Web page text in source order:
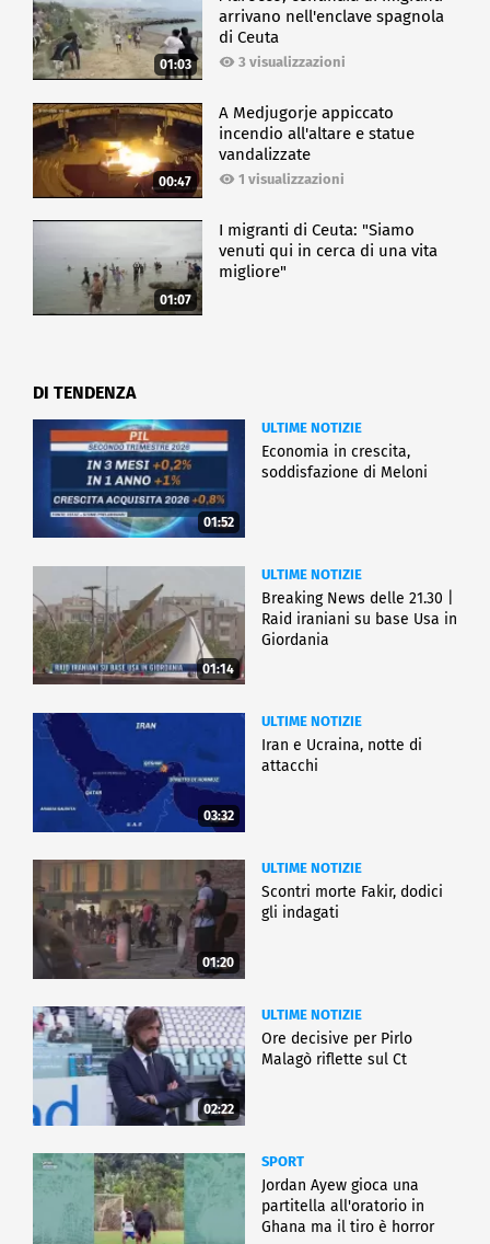
01:03
arrivano nell'enclave spagnola
di Ceuta
3 visualizzazioni
00:47
A Medjugorje appiccato
incendio all'altare e statue
vandalizzate
1 visualizzazioni
01:07
I migranti di Ceuta: "Siamo
venuti qui in cerca di una vita
migliore"
DI TENDENZA
01:52
ULTIME NOTIZIE
Economia in crescita,
soddisfazione di Meloni
01:14
ULTIME NOTIZIE
Breaking News delle 21.30 |
Raid iraniani su base Usa in
Giordania
03:32
ULTIME NOTIZIE
Iran e Ucraina, notte di
attacchi
01:20
ULTIME NOTIZIE
Scontri morte Fakir, dodici
gli indagati
02:22
ULTIME NOTIZIE
Ore decisive per Pirlo
Malagò riflette sul Ct
SPORT
Jordan Ayew gioca una
partitella all'oratorio in
Ghana ma il tiro è horror